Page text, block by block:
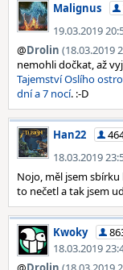
Malignus
19.03.2019
@Drolin (18.03.2019
nemohli dočkat, až
Tajemství Oslího
dní a 7 nocí. :-D
Han22
18.03.2019
Nojo, měl jsem
to nečetl a tak jsem
Kwoky
18.03.2019